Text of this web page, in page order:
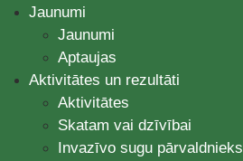
Jaunumi
Jaunumi
Aptaujas
Aktivitātes un rezultāti
Aktivitātes
Skatam vai dzīvībai
Invazīvo sugu pārvaldnieks